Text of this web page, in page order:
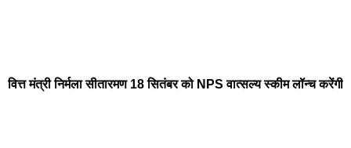
वित्त मंत्री निर्मला सीतारमण 18 सितंबर को NPS वात्सल्य स्कीम लॉन्च करेंगी